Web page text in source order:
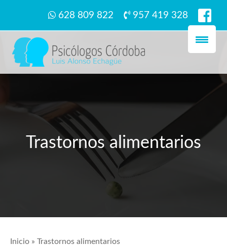
628 809 822 957 419 328
Trastornos alimentarios
Inicio » Trastornos alimentarios